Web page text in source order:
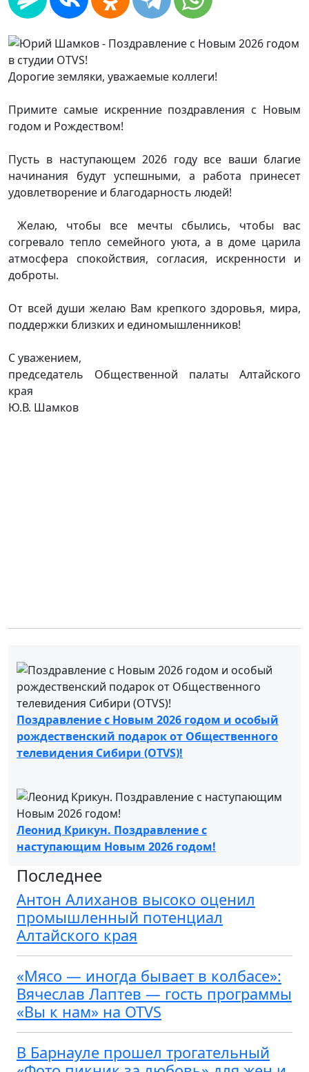
Дорогие земляки, уважаемые коллеги!
Примите самые искренние поздравления с Новым
годом и Рождеством!
Пусть в наступающем 2026 году все ваши благие
начинания будут успешными, а работа принесет
удовлетворение и благодарность людей!
Желаю, чтобы все мечты сбылись, чтобы вас
согревало тепло семейного уюта, а в доме царила
атмосфера спокойствия, согласия, искренности и
доброты.
От всей души желаю Вам крепкого здоровья, мира,
поддержки близких и единомышленников!
С уважением,
председатель Общественной палаты Алтайского
края
Ю.В. Шамков
Поздравление с Новым 2026 годом и особый
рождественский подарок от Общественного
телевидения Сибири (OTVS)!
Леонид Крикун. Поздравление с
наступающим Новым 2026 годом!
Последнее
Антон Алиханов высоко оценил
промышленный потенциал
Алтайского края
«Мясо — иногда бывает в колбасе»:
Вячеслав Лаптев — гость программы
«Вы к нам» на OTVS
В Барнауле прошел трогательный